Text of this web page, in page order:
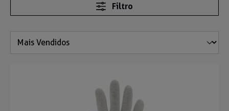
Filtro